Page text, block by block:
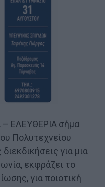
– ΕΛΕΥΘΕΡΙΑ σήμα
Πολυτεχνείου
για μια
εκφράζει το
για ποιοτική